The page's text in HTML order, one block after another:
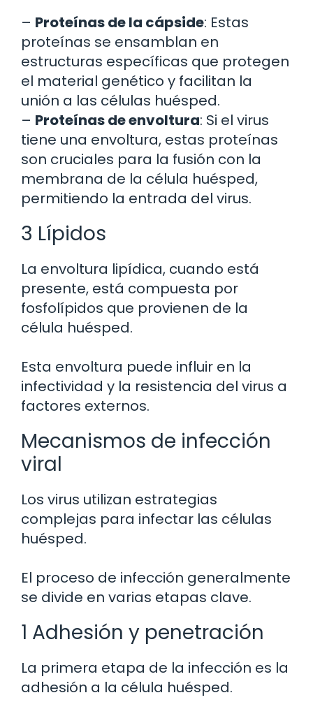
– Proteínas de la cápside: Estas
proteínas se ensamblan en
estructuras específicas que protegen
el material genético y facilitan la
unión a las células huésped.
– Proteínas de envoltura: Si el virus
tiene una envoltura, estas proteínas
son cruciales para la fusión con la
membrana de la célula huésped,
permitiendo la entrada del virus.
3 Lípidos
La envoltura lipídica, cuando está
presente, está compuesta por
fosfolípidos que provienen de la
célula huésped.
Esta envoltura puede influir en la
infectividad y la resistencia del virus a
factores externos.
Mecanismos de infección
viral
Los virus utilizan estrategias
complejas para infectar las células
huésped.
El proceso de infección generalmente
se divide en varias etapas clave.
1 Adhesión y penetración
La primera etapa de la infección es la
adhesión a la célula huésped.